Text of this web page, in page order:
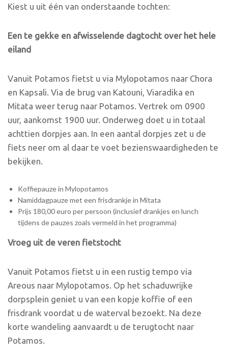
Kiest u uit één van onderstaande tochten:
Een te gekke en afwisselende dagtocht over het hele
eiland
Vanuit Potamos fietst u via Mylopotamos naar Chora
en Kapsali. Via de brug van Katouni, Viaradika en
Mitata weer terug naar Potamos. Vertrek om 0900
uur, aankomst 1900 uur. Onderweg doet u in totaal
achttien dorpjes aan. In een aantal dorpjes zet u de
fiets neer om al daar te voet bezienswaardigheden te
bekijken.
Koffiepauze in Mylopotamos
Namiddagpauze met een frisdrankje in Mitata
Prijs 180,00 euro per persoon (inclusief drankjes en lunch
tijdens de pauzes zoals vermeld in het programma)
Vroeg uit de veren fietstocht
Vanuit Potamos fietst u in een rustig tempo via
Areous naar Mylopotamos. Op het schaduwrijke
dorpsplein geniet u van een kopje koffie of een
frisdrank voordat u de waterval bezoekt. Na deze
korte wandeling aanvaardt u de terugtocht naar
Potamos.